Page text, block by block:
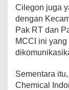
Cilegon juga
dengan
Pak RT dan
MCCI ini
Sementara
Chemical